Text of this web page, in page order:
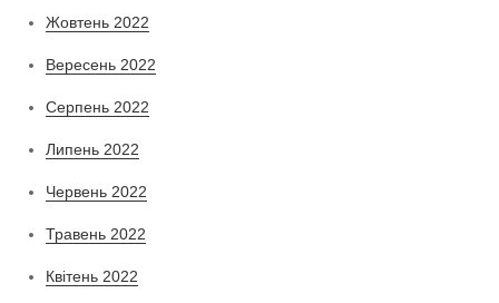
Жовтень 2022
Вересень 2022
Серпень 2022
Липень 2022
Червень 2022
Травень 2022
Квітень 2022